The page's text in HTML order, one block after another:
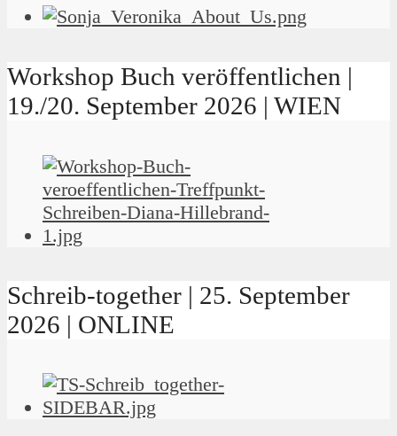
Workshop Buch veröffentlichen |
19./20. September 2026 | WIEN
Schreib-together | 25. September
2026 | ONLINE